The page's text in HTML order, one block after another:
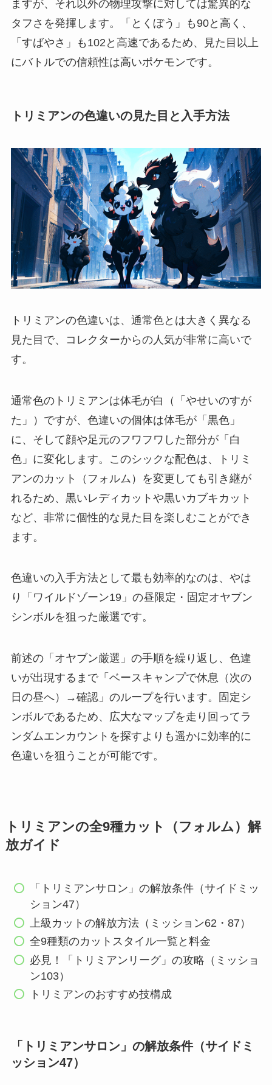
ますが、それ以外の物理攻撃に対しては驚異的な
タフさを発揮します。「とくぼう」も90と高く、
「すばやさ」も102と高速であるため、見た目以上
にバトルでの信頼性は高いポケモンです。
トリミアンの色違いの見た目と入手方法
トリミアンの色違いは、通常色とは大きく異なる
見た目で、コレクターからの人気が非常に高いで
す。
通常色のトリミアンは体毛が白（「やせいのすが
た」）ですが、色違いの個体は体毛が「黒色」
に、そして顔や足元のフワフワした部分が「白
色」に変化します。このシックな配色は、トリミ
アンのカット（フォルム）を変更しても引き継が
れるため、黒いレディカットや黒いカブキカット
など、非常に個性的な見た目を楽しむことができ
ます。
色違いの入手方法として最も効率的なのは、やは
り「ワイルドゾーン19」の昼限定・固定オヤブン
シンボルを狙った厳選です。
前述の「オヤブン厳選」の手順を繰り返し、色違
いが出現するまで「ベースキャンプで休息（次の
日の昼へ）→確認」のループを行います。固定シ
ンボルであるため、広大なマップを走り回ってラ
ンダムエンカウントを探すよりも遥かに効率的に
色違いを狙うことが可能です。
トリミアンの全9種カット（フォルム）解
放ガイド
「トリミアンサロン」の解放条件（サイドミッ
ション47）
上級カットの解放方法（ミッション62・87）
全9種類のカットスタイル一覧と料金
必見！「トリミアンリーグ」の攻略（ミッショ
ン103）
トリミアンのおすすめ技構成
「トリミアンサロン」の解放条件（サイドミ
ッション47）